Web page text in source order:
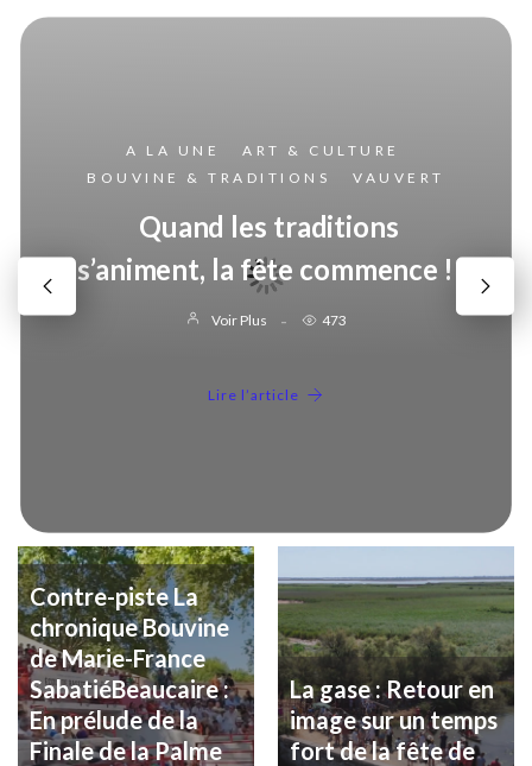
A LA UNE ART & CULTURE
BOUVINE & TRADITIONS VAUVERT
Quand les traditions
s’animent, la fête commence !
Voir Plus 473
Lire l’article
Contre-piste La
chronique Bouvine
de Marie-France
SabatiéBeaucaire :
En prélude de la
Finale de la Palme
La gase : Retour en
image sur un temps
fort de la fête de